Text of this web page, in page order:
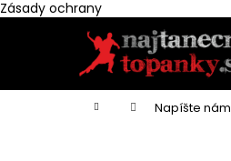
Zásady ochrany
Domov Napíšte nám
K
Späť
Späť